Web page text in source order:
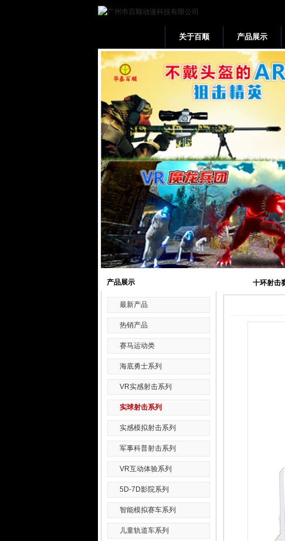
网站首页
关于百顺 产品展示
产品展示
最新产品
热销产品
赛马运动类
海底勇士系列
VR实感射击系列
实球射击系列
实感模拟射击系列
军事科普射击系列
VR互动体验系列
5D-7D影院系列
智能模拟赛车系列
儿童轨道车系列
十环射击